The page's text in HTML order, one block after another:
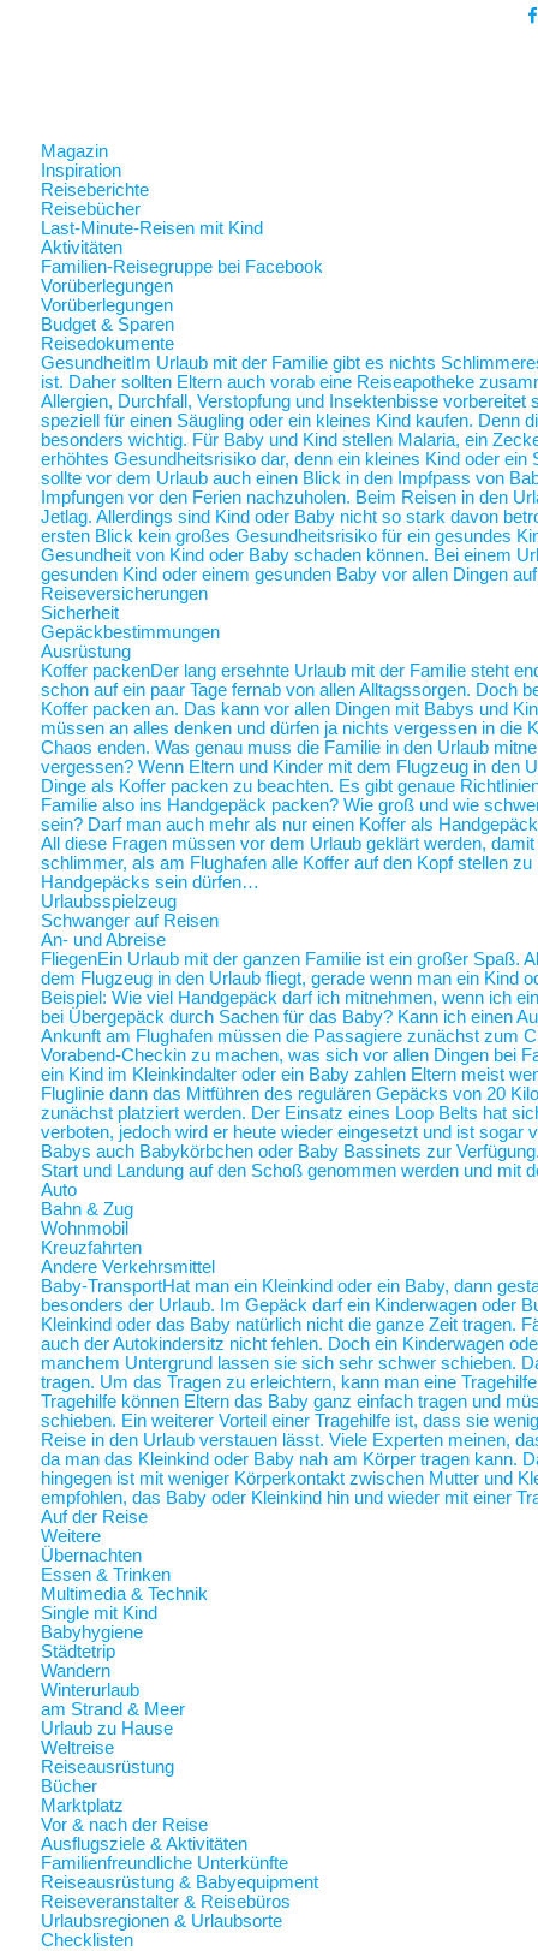
Magazin
Inspiration
Reiseberichte
Reisebücher
Last-Minute-Reisen mit Kind
Aktivitäten
Familien-Reisegruppe bei Facebook
Vorüberlegungen
Vorüberlegungen
Budget & Sparen
Reisedokumente
Gesundheit Im Urlaub mit der Familie gibt es nichts
ist. Daher sollten Eltern auch vorab eine Reiseapotheke
Allergien, Durchfall, Verstopfung und Insektenbisse
speziell für einen Säugling oder ein kleines Kind kaufen. Denn
besonders wichtig. Für Baby und Kind stellen Malaria, ein
erhöhtes Gesundheitsrisiko dar, denn ein kleines Kind oder
sollte vor dem Urlaub auch einen Blick in den Impfpass von
Impfungen vor den Ferien nachzuholen. Beim Reisen in den
Jetlag. Allerdings sind Kind oder Baby nicht so stark davon
ersten Blick kein großes Gesundheitsrisiko für ein gesundes
Gesundheit von Kind oder Baby schaden können. Bei einem
gesunden Kind oder einem gesunden Baby vor allen Dingen
Reiseversicherungen
Sicherheit
Gepäckbestimmungen
Ausrüstung
Koffer packenDer lang ersehnte Urlaub mit der Familie steht
schon auf ein paar Tage fernab von allen Alltagssorgen. Doch
Koffer packen an. Das kann vor allen Dingen mit Babys und
müssen an alles denken und dürfen ja nichts vergessen in die
Chaos enden. Was genau muss die Familie in den Urlaub
vergessen? Wenn Eltern und Kinder mit dem Flugzeug in den
Dinge als Koffer packen zu beachten. Es gibt genaue
Familie also ins Handgepäck packen? Wie groß und wie
sein? Darf man auch mehr als nur einen Koffer als
All diese Fragen müssen vor dem Urlaub geklärt werden,
schlimmer, als am Flughafen alle Koffer auf den Kopf stellen
Handgepäcks sein dürfen…
Urlaubsspielzeug
Schwanger auf Reisen
An- und Abreise
FliegenEin Urlaub mit der ganzen Familie ist ein großer Spaß.
dem Flugzeug in den Urlaub fliegt, gerade wenn man ein Kind
Beispiel: Wie viel Handgepäck darf ich mitnehmen, wenn ich
bei Übergepäck durch Sachen für das Baby? Kann ich einen
Ankunft am Flughafen müssen die Passagiere zunächst zum
Vorabend-Checkin zu machen, was sich vor allen Dingen bei
ein Kind im Kleinkindalter oder ein Baby zahlen Eltern meist
Fluglinie dann das Mitführen des regulären Gepäcks von 20
zunächst platziert werden. Der Einsatz eines Loop Belts hat
verboten, jedoch wird er heute wieder eingesetzt und ist sogar
Babys auch Babykörbchen oder Baby Bassinets zur
Start und Landung auf den Schoß genommen werden und mit
Auto
Bahn & Zug
Wohnmobil
Kreuzfahrten
Andere Verkehrsmittel
Baby-TransportHat man ein Kleinkind oder ein Baby, dann
besonders der Urlaub. Im Gepäck darf ein Kinderwagen oder
Kleinkind oder das Baby natürlich nicht die ganze Zeit tragen.
auch der Autokindersitz nicht fehlen. Doch ein Kinderwagen
manchem Untergrund lassen sie sich sehr schwer schieben.
tragen. Um das Tragen zu erleichtern, kann man eine
Tragehilfe können Eltern das Baby ganz einfach tragen und
schieben. Ein weiterer Vorteil einer Tragehilfe ist, dass sie
Reise in den Urlaub verstauen lässt. Viele Experten meinen,
da man das Kleinkind oder Baby nah am Körper tragen kann.
hingegen ist mit weniger Körperkontakt zwischen Mutter und
empfohlen, das Baby oder Kleinkind hin und wieder mit einer
Auf der Reise
Weitere
Übernachten
Essen & Trinken
Multimedia & Technik
Single mit Kind
Babyhygiene
Städtetrip
Wandern
Winterurlaub
am Strand & Meer
Urlaub zu Hause
Weltreise
Reiseausrüstung
Bücher
Marktplatz
Vor & nach der Reise
Ausflugsziele & Aktivitäten
Familienfreundliche Unterkünfte
Reiseausrüstung & Babyequipment
Reiseveranstalter & Reisebüros
Urlaubsregionen & Urlaubsorte
Checklisten